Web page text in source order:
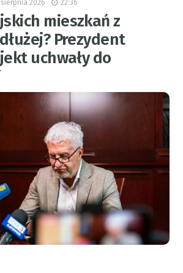
sierpnia 2026 22:36
mieszkań z
Prezydent
uchwały do